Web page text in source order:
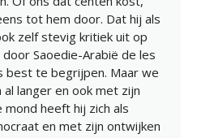
tot hem door. Dat hij als
zelf stevig kritiek uit op
door Saoedie-Arabië de les
best te begrijpen. Maar we
al langer en ook met zijn
heeft hij zich als
en met zijn ontwijken